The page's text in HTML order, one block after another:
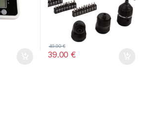
39.00€
49.90€